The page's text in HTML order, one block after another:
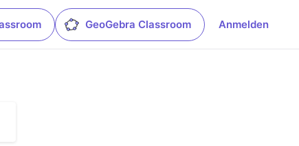
GeoGebra Classroom Anmelden